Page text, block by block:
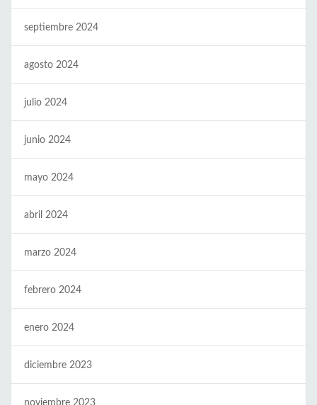
septiembre 2024
agosto 2024
julio 2024
junio 2024
mayo 2024
abril 2024
marzo 2024
febrero 2024
enero 2024
diciembre 2023
noviembre 2023